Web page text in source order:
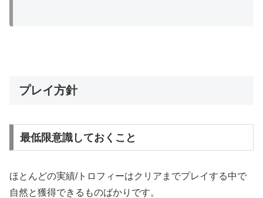
プレイ方針
最低限意識しておくこと
ほとんどの実績/トロフィーはクリアまでプレイする中で
自然と獲得できるものばかりです。